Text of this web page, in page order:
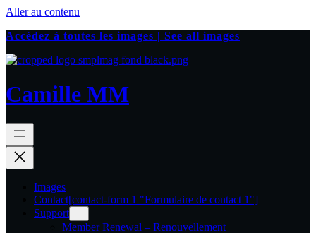
Aller au contenu
Accédez à toutes les images | See all images
Camille MM
Images
Contact[contact-form 1 "Formulaire de contact 1"]
Support
Member Renewal – Renouvellement